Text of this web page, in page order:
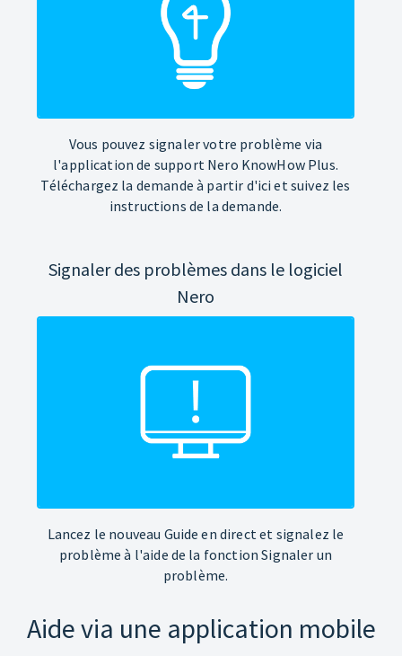
Vous pouvez signaler votre problème via
l'application de support Nero KnowHow Plus.
Téléchargez la demande à partir d'ici et suivez les
instructions de la demande.
Signaler des problèmes dans le logiciel
Nero
Lancez le nouveau Guide en direct et signalez le
problème à l'aide de la fonction Signaler un
problème.
Aide via une application mobile